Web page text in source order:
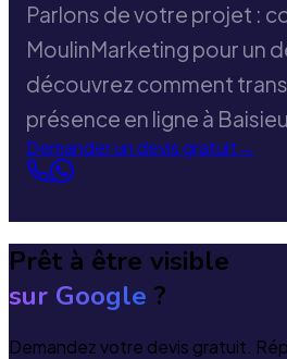
Parlons de votre projet :
MoulinMarketing pour un
découvrez comment
présence en ligne à
Demander un devis gratuit→
Prêt à être visible
sur Google ?
Demandez votre devis gratuit.